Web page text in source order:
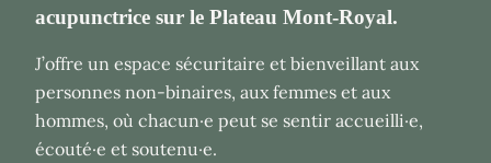
acupunctrice sur le Plateau Mont-Royal.
J’offre un espace sécuritaire et bienveillant aux
personnes non-binaires, aux femmes et aux
hommes, où chacun·e peut se sentir accueilli·e,
écouté·e et soutenu·e.